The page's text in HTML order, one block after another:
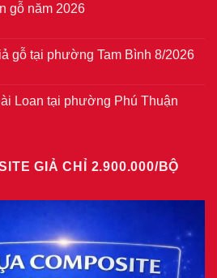
gỗ năm 2026
gỗ tại phường Tam Bình 8/2026
Loan tại phường Phú Thuận
GIẢ CHỈ 2.900.000/BỘ